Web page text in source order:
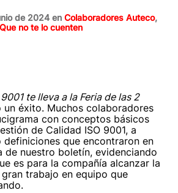
de 2024 en Colaboradores Auteco,
Que no te lo cuenten
9001 te lleva a la Feria de las 2
éxito. Muchos colaboradores
con conceptos básicos
de Calidad ISO 9001, a
que encontraron en
de nuestro boletín, evidenciando
es para la compañía alcanzar la
trabajo en equipo que